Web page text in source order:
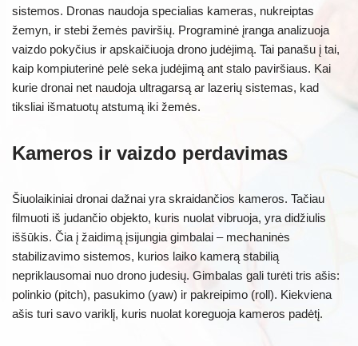
sistemos. Dronas naudoja specialias kameras, nukreiptas
žemyn, ir stebi žemės paviršių. Programinė įranga analizuoja
vaizdo pokyčius ir apskaičiuoja drono judėjimą. Tai panašu į tai,
kaip kompiuterinė pelė seka judėjimą ant stalo paviršiaus. Kai
kurie dronai net naudoja ultragarsą ar lazerių sistemas, kad
tiksliai išmatuotų atstumą iki žemės.
Kameros ir vaizdo perdavimas
Šiuolaikiniai dronai dažnai yra skraidančios kameros. Tačiau
filmuoti iš judančio objekto, kuris nuolat vibruoja, yra didžiulis
iššūkis. Čia į žaidimą įsijungia gimbalai – mechaninės
stabilizavimo sistemos, kurios laiko kamerą stabilią
nepriklausomai nuo drono judesių. Gimbalas gali turėti tris ašis:
polinkio (pitch), pasukimo (yaw) ir pakreipimo (roll). Kiekviena
ašis turi savo variklį, kuris nuolat koreguoja kameros padėtį.